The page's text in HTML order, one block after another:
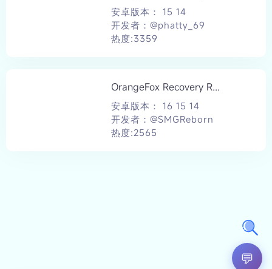
安卓版本： 15 14
开发者：@phatty_69
热度:3359
OrangeFox Recovery R...
安卓版本： 16 15 14
开发者：@SMGReborn
热度:2565
💬